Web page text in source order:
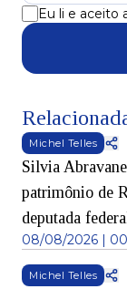
Eu li e aceito
Michel Telles
Silvia
patrimônio de
deputada
08/08/2026 |
Michel Telles